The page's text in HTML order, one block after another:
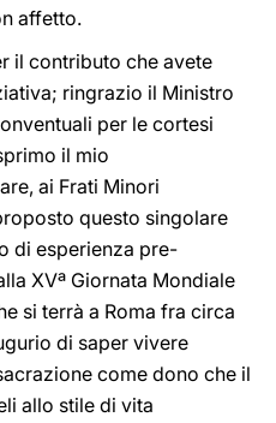
affetto.
il contributo che avete
ringrazio il Ministro
per le cortesi
il mio
ai Frati Minori
questo singolare
di esperienza pre-
XVª Giornata Mondiale
si terrà a Roma fra circa
di saper vivere
come dono che il
allo stile di vita